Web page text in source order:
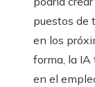
puestos de
en los
forma, la
en el